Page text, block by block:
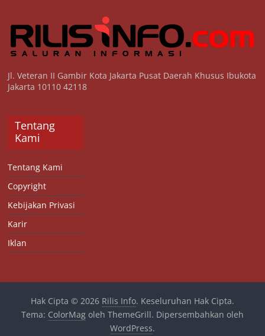
Jl. Veteran II Gambir Kota Jakarta Pusat Daerah Khusus Ibukota
Jakarta 10110 42118
Tentang
Kami
Tentang Kami
Copyright
Kebijakan Privasi
Karir
Iklan
Hak Cipta © 2026 Rilis Info. Keseluruhan Hak Cipta.
Tema: ColorMagoleh ThemeGrill. Dipersembahkan oleh
WordPress.